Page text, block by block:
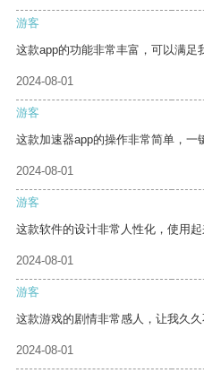
游客
这款app的功能非常丰富，可以满足
2024-08-01
游客
这款加速器app的操作非常简单，一
2024-08-01
游客
这款软件的设计非常人性化，使用起
2024-08-01
游客
这款游戏的剧情非常感人，让我久久
2024-08-01